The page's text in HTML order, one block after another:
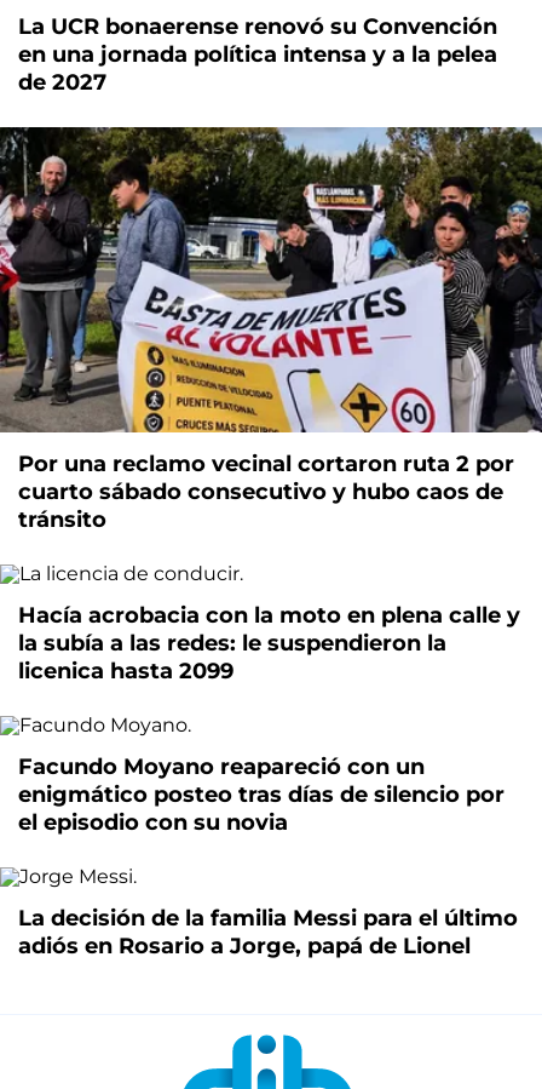
La UCR bonaerense renovó su Convención
en una jornada política intensa y a la pelea
de 2027
Por una reclamo vecinal cortaron ruta 2 por
cuarto sábado consecutivo y hubo caos de
tránsito
Hacía acrobacia con la moto en plena calle y
la subía a las redes: le suspendieron la
licenica hasta 2099
Facundo Moyano reapareció con un
enigmático posteo tras días de silencio por
el episodio con su novia
La decisión de la familia Messi para el último
adiós en Rosario a Jorge, papá de Lionel